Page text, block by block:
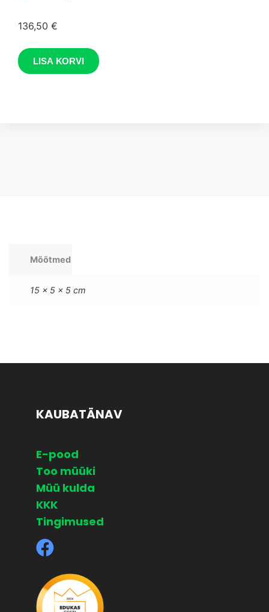
136,50 €
LISA KORVI
Mõõtmed
15 × 5 × 5 cm
KAUBATÄNAV
E-pood
Too müüki
Müü kulda
KKK
Tingimused